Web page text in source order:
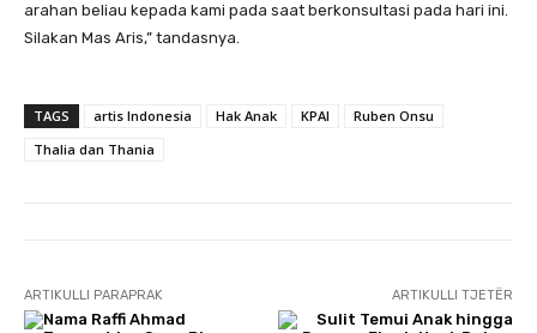
arahan beliau kepada kami pada saat berkonsultasi pada hari ini.
Silakan Mas Aris,” tandasnya.
TAGS artis Indonesia Hak Anak KPAI
Ruben Onsu
Thalia dan Thania
ARTIKULLI PARAPRAK ARTIKULLI TJETËR